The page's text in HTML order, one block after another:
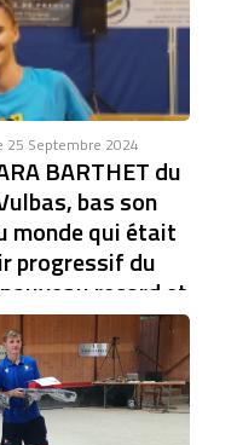
25 Septembre 2024
BARTHET du
bas son
monde qui était
progressif du
record et
coupe d'Europe
féminin.
TIR PROGRESSIF AVEC
du club de Saint Vulbas,
son...